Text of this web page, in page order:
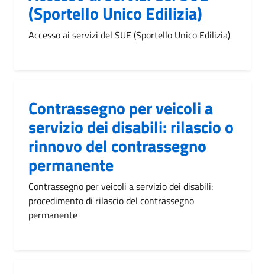
(Sportello Unico Edilizia)
Accesso ai servizi del SUE (Sportello Unico Edilizia)
Contrassegno per veicoli a
servizio dei disabili: rilascio o
rinnovo del contrassegno
permanente
Contrassegno per veicoli a servizio dei disabili:
procedimento di rilascio del contrassegno
permanente